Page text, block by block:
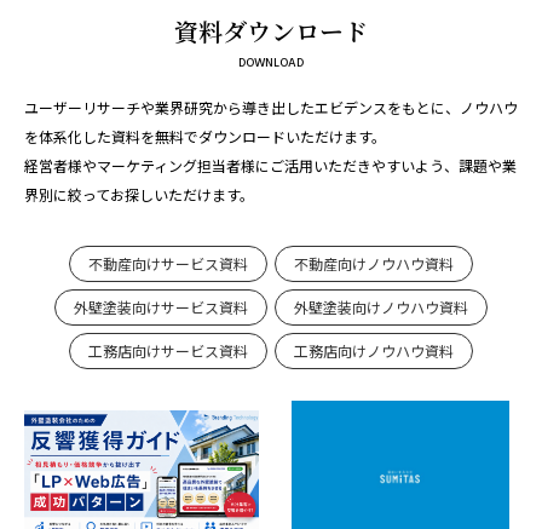
資料ダウンロード
DOWNLOAD
ユーザーリサーチや業界研究から導き出したエビデンスをもとに、ノウハウ
を体系化した資料を無料でダウンロードいただけます。
経営者様やマーケティング担当者様にご活用いただきやすいよう、課題や業
界別に絞ってお探しいただけます。
不動産向けサービス資料 不動産向けノウハウ資料
外壁塗装向けサービス資料 外壁塗装向けノウハウ資料
工務店向けサービス資料 工務店向けノウハウ資料